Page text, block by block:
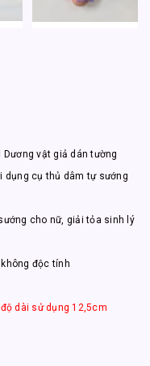
vật giả dán tường
dụng cụ thủ dâm tự sướng
cho nữ, giải tỏa sinh lý
độc tính
dài sử dụng 12,5cm